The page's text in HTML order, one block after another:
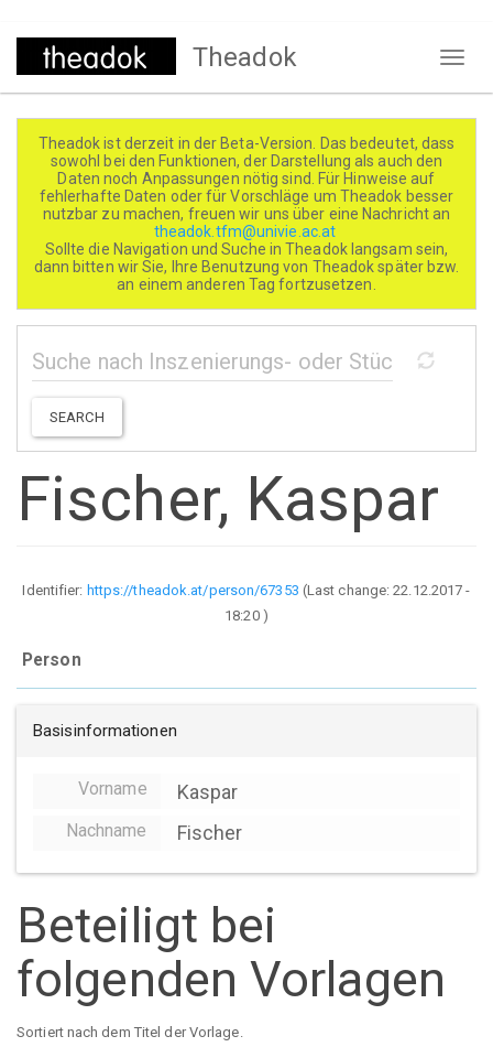
Direkt
Theadok
Theadok ist derzeit in der Beta-Version. Das bedeutet, dass
sowohl bei den Funktionen, der Darstellung als auch den
Daten noch Anpassungen nötig sind. Für Hinweise auf
fehlerhafte Daten oder für Vorschläge um Theadok besser
nutzbar zu machen, freuen wir uns über eine Nachricht an
theadok.tfm@univie.ac.at
Sollte die Navigation und Suche in Theadok langsam sein,
dann bitten wir Sie, Ihre Benutzung von Theadok später bzw.
an einem anderen Tag fortzusetzen.
SEARCH
Fischer, Kaspar
Identifier: https://theadok.at/person/67353 (Last change:22.12.2017 -
18:20)
Person
Basisinformationen
Vorname Kaspar
Nachname Fischer
Beteiligt bei
folgenden Vorlagen
Sortiert nach dem Titel der Vorlage.